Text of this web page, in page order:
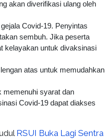
akan diverifikasi ulang oleh
Covid-19. Penyintas
sembuh. Jika peserta
kelayakan untuk divaksinasi
atas untuk memudahkan
memenuhi syarat dan
Covid-19 dapat diakses
RSUI Buka Lagi Sentra